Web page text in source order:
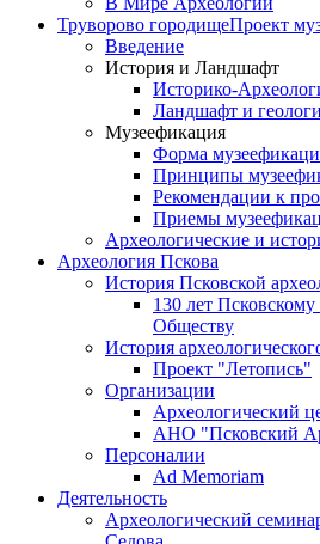
Труворово городищеПроект
Введение
История и Ландшафт
Историко-
Ландшафт и
Музеефикация
Форма
Принципы
Рекомендации к
Приемы
Археологические и
Археология Пскова
История Псковской
130 лет
Обществу
История
Проект "Летопись"
Организации
Археологический
АНО "Псковский
Персоналии
Ad Memoriam
Деятельность
Археологический